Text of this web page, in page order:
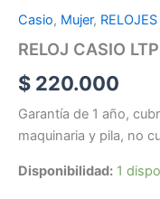
Casio, Mujer, RELOJES
RELOJ CASIO
$ 220.000
Garantía de 1 año,
maquinaria y pila, no
Disponibilidad: 1